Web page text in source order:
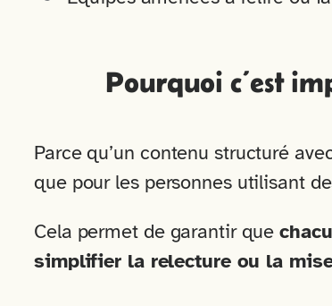
Pourquoi c’est
Parce qu’un contenu structuré
que pour les personnes utilisant
Cela permet de garantir que
simplifier la relecture ou la